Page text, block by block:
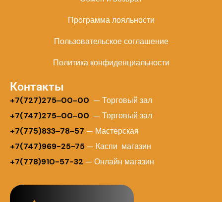
Программа лояльности
Пользовательское соглашение
Политика конфиденциальности
Контакты
+7(727)275‒00‒00 — Торговый зал
+7(747)275‒00‒00 — Торговый зал
+7(775)833‒78‒57 — Мастерская
+7(747)969-25-75 — Каспи магазин
+7(778)910-57-32 — Онлайн магазин